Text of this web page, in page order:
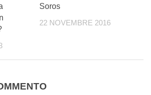
Soros
22 NOVEMBRE 2016